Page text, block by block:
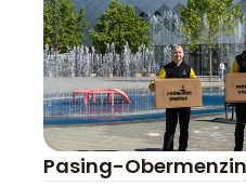
Pasing-